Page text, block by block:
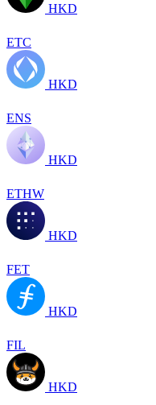
HKD
ETC
HKD
ENS
HKD
ETHW
HKD
FET
HKD
FIL
HKD